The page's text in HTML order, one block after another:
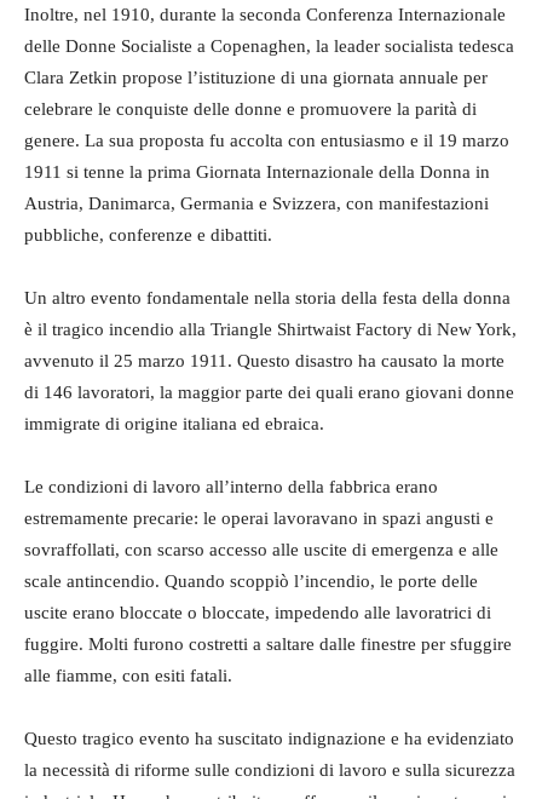
Inoltre, nel 1910, durante la seconda Conferenza Internazionale
delle Donne Socialiste a Copenaghen, la leader socialista tedesca
Clara Zetkin propose l’istituzione di una giornata annuale per
celebrare le conquiste delle donne e promuovere la parità di
genere. La sua proposta fu accolta con entusiasmo e il 19 marzo
1911 si tenne la prima Giornata Internazionale della Donna in
Austria, Danimarca, Germania e Svizzera, con manifestazioni
pubbliche, conferenze e dibattiti.
Un altro evento fondamentale nella storia della festa della donna
è il tragico incendio alla Triangle Shirtwaist Factory di New York,
avvenuto il 25 marzo 1911. Questo disastro ha causato la morte
di 146 lavoratori, la maggior parte dei quali erano giovani donne
immigrate di origine italiana ed ebraica.
Le condizioni di lavoro all’interno della fabbrica erano
estremamente precarie: le operai lavoravano in spazi angusti e
sovraffollati, con scarso accesso alle uscite di emergenza e alle
scale antincendio. Quando scoppiò l’incendio, le porte delle
uscite erano bloccate o bloccate, impedendo alle lavoratrici di
fuggire. Molti furono costretti a saltare dalle finestre per sfuggire
alle fiamme, con esiti fatali.
Questo tragico evento ha suscitato indignazione e ha evidenziato
la necessità di riforme sulle condizioni di lavoro e sulla sicurezza